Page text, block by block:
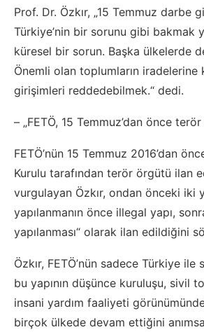
Prof. Dr. Özkır, „15 Temmuz darbe
Türkiye’nin bir sorunu gibi bakmak
küresel bir sorun. Başka ülkelerde
Önemli olan toplumların iradelerine
girişimleri reddedebilmek.“ dedi.
– „FETÖ, 15 Temmuz’dan önce
FETÖ’nün 15 Temmuz 2016’dan
Kurulu tarafından terör örgütü ilan
vurgulayan Özkır, ondan önceki iki
yapılanmanın önce illegal yapı,
yapılanması“ olarak ilan edildiğini
Özkır, FETÖ’nün sadece Türkiye ile
bu yapının düşünce kuruluşu, sivil
insani yardım faaliyeti
birçok ülkede devam ettiğini